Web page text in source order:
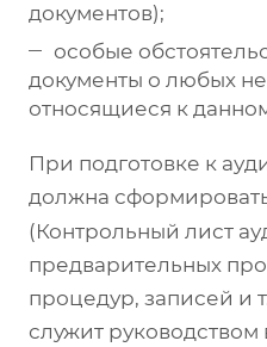
документов);
особые
документы о любых
относящиеся к
При подготовке к
должна
(Контрольный лист
предварительных
процедур, записей и
служит